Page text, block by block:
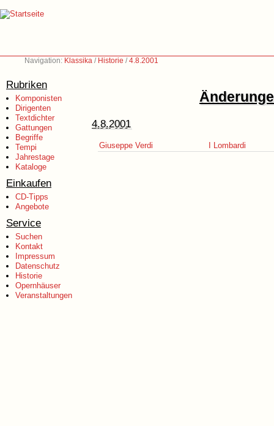
Navigation: Klassika / Historie /4.8.2001
Rubriken
Komponisten
Dirigenten
Textdichter
Gattungen
Begriffe
Tempi
Jahrestage
Kataloge
Einkaufen
CD-Tipps
Angebote
Service
Suchen
Kontakt
Impressum
Datenschutz
Historie
Opernhäuser
Veranstaltungen
4.8.2001
Giuseppe Verdi I Lombardi